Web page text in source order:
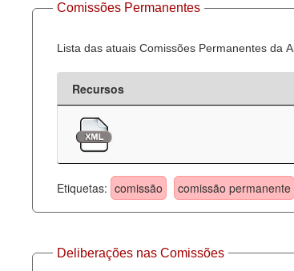
Comissões Permanentes
Lista das atuais Comissões Permanentes da
Recursos
Etiquetas: comissão comissão permanente
Deliberações nas Comissões